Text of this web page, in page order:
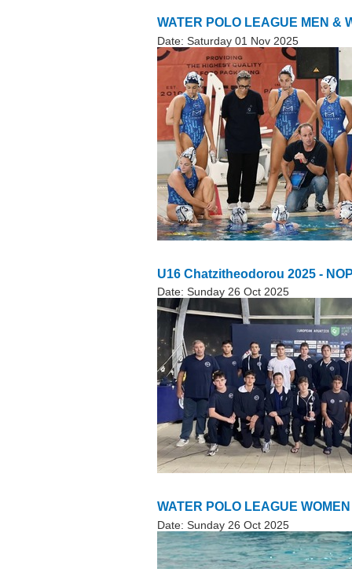
WATER POLO LEAGUE MEN &
Date: Saturday 01 Nov 2025
U16 Chatzitheodorou 2025 -
Date: Sunday 26 Oct 2025
WATER POLO LEAGUE
Date: Sunday 26 Oct 2025